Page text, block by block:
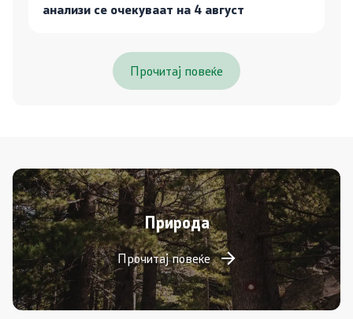
анализи се очекуваат на 4 август
Прочитај повеќе
Природа
Прочитај повеќе